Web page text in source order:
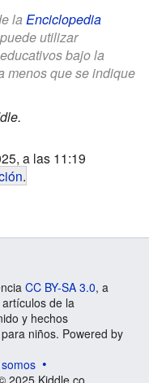
la Enciclopedia
utilizar
bajo la
menos que se indique
a las 11:19
.
CC BY-SA 3.0, a
de la
y hechos
niños. Powered by